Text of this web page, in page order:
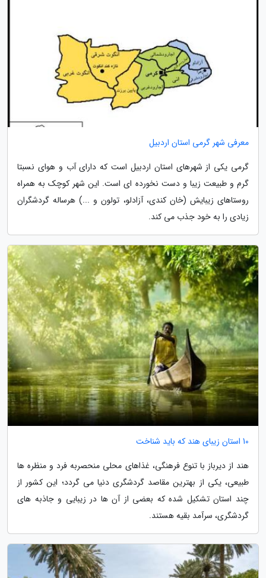
معرفی شهر گرمی استان اردبیل
گرمی یکی از شهرهای استان اردبیل است که دارای آب و هوای نسبتا
گرم و طبیعت زیبا و دست نخورده ای است. این شهر کوچک به همراه
روستاهای زیبایش (خان کندی، آزادلو، تولون و ...) هرساله گردشگران
زیادی را به خود جذب می کند.
10 استان زیبای هند که باید شناخت
هند از دیرباز با تنوع فرهنگی، غذاهای محلی منحصربه فرد و منظره ها
طبیعی، یکی از بهترین مقاصد گردشگری دنیا می گردد؛ این کشور از
چند استان تشکیل شده که بعضی از آن ها در زیبایی و جاذبه های
گردشگری، سرآمد بقیه هستند.